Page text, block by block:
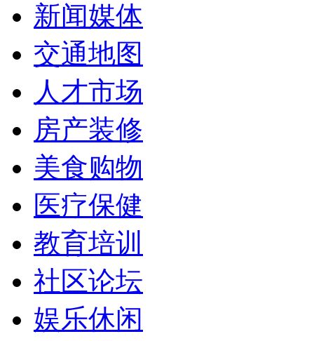
新闻媒体
交通地图
人才市场
房产装修
美食购物
医疗保健
教育培训
社区论坛
娱乐休闲